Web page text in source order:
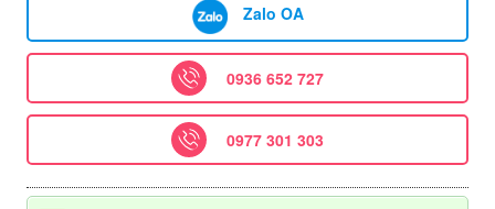
Zalo OA
0936 652 727
0977 301 303